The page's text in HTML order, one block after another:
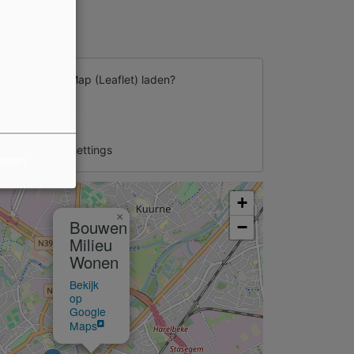
External Map (Leaflet) laden?
privacy settings
Bouwen
Milieu
Wonen
Bekijk
op
Google
Maps
×
+
−